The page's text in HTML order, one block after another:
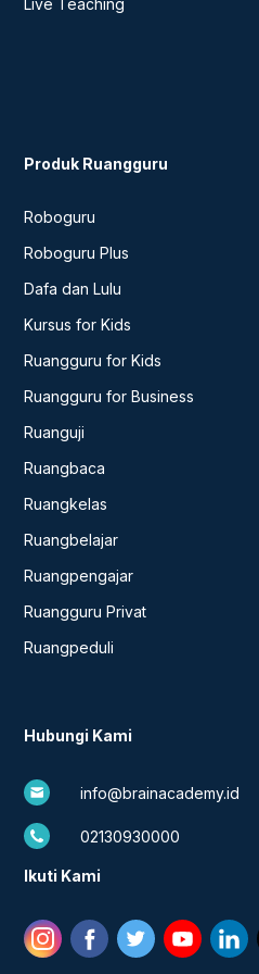
Live Teaching
Produk Ruangguru
Roboguru
Roboguru Plus
Dafa dan Lulu
Kursus for Kids
Ruangguru for Kids
Ruangguru for Business
Ruanguji
Ruangbaca
Ruangkelas
Ruangbelajar
Ruangpengajar
Ruangguru Privat
Ruangpeduli
Hubungi Kami
info@brainacademy.id
02130930000
Ikuti Kami